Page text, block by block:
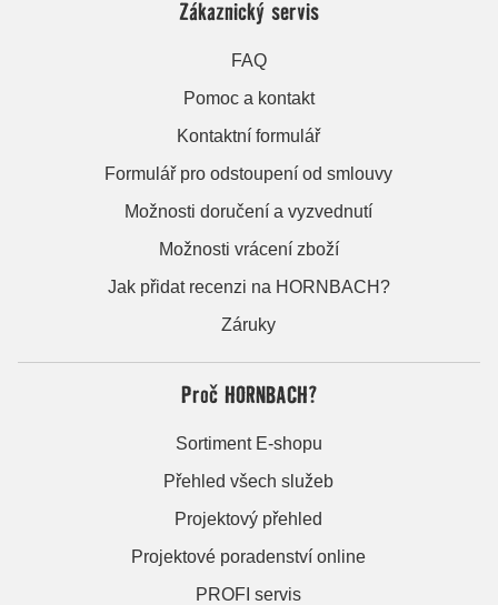
Zákaznický servis
FAQ
Pomoc a kontakt
Kontaktní formulář
Formulář pro odstoupení od smlouvy
Možnosti doručení a vyzvednutí
Možnosti vrácení zboží
Jak přidat recenzi na HORNBACH?
Záruky
Proč HORNBACH?
Sortiment E-shopu
Přehled všech služeb
Projektový přehled
Projektové poradenství online
PROFI servis